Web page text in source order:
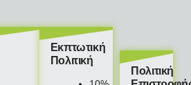
Εκπτωτική
Πολιτική
Πολιτική